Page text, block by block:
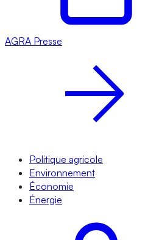
AGRA Presse
Politique agricole
Environnement
Économie
Énergie